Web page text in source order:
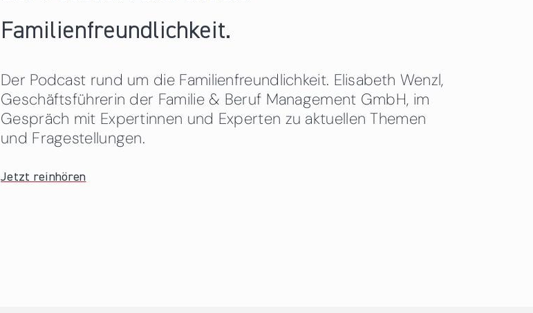
Familienfreundlichkeit.
Der Podcast rund um die Familienfreundlichkeit. Elisabeth Wenzl,
Geschäftsführerin der Familie & Beruf Management GmbH, im
Gespräch mit Expertinnen und Experten zu aktuellen Themen
und Fragestellungen.
Jetzt reinhören